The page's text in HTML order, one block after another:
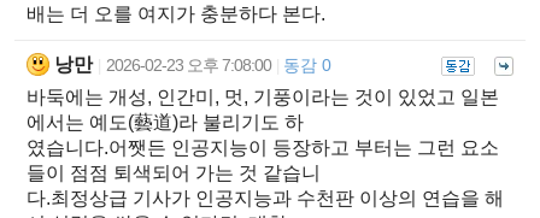
배는 더 오를 여지가 충분하다 본다.
낭만 2026-02-23 오후 7:08:00 동감 0
바둑에는 개성, 인간미, 멋, 기풍이라는 것이 있었고 일본
에서는 예도(藝道)라 불리기도 하
였습니다.어쨋든 인공지능이 등장하고 부터는 그런 요소
들이 점점 퇴색되어 가는 것 같습니
다.최정상급 기사가 인공지능과 수천판 이상의 연습을 해